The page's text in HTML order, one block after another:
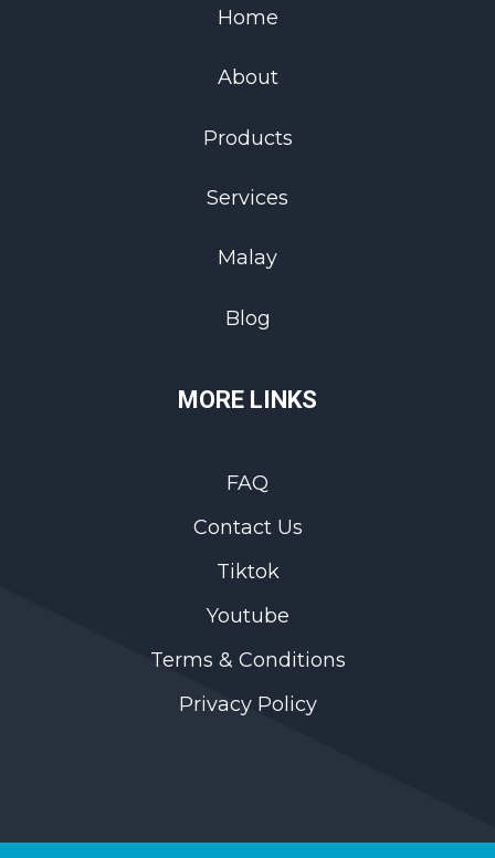
Home
About
Products
Services
Malay
Blog
MORE LINKS
FAQ
Contact Us
Tiktok
Youtube
Terms & Conditions
Privacy Policy